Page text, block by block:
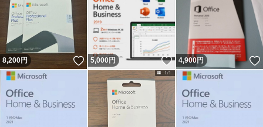
8,200円 いいね！
5,000円 いいね！
4,900円